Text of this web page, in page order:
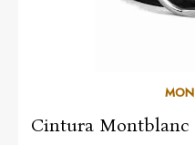
Cintura Montblanc